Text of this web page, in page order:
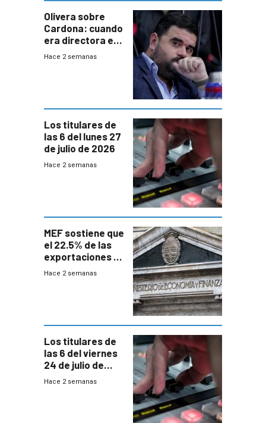
Olivera sobre
Cardona: cuando
era directora en
UTE “no era muy
Hace 2 semanas
Los titulares de
las 6 del lunes 27
de julio de 2026
Hace 2 semanas
MEF sostiene que
el 22.5% de las
exportaciones a
EE.UU se verán
Hace 2 semanas
Los titulares de
las 6 del viernes
24 de julio de
2026
Hace 2 semanas